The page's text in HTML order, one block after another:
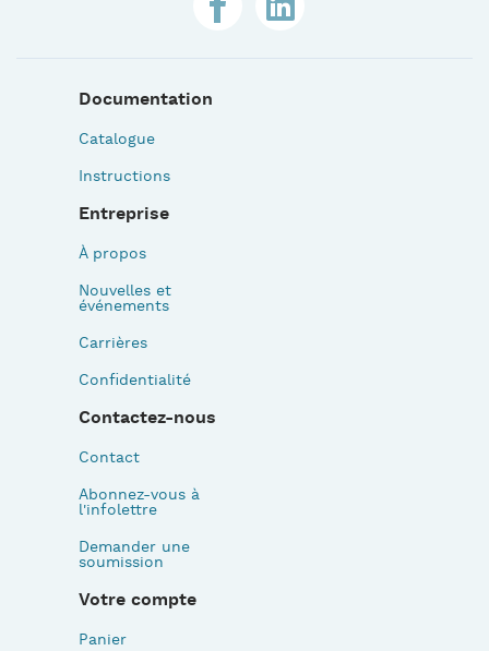
Documentation
Catalogue
Instructions
Entreprise
À propos
Nouvelles et
événements
Carrières
Confidentialité
Contactez-nous
Contact
Abonnez-vous à
l'infolettre
Demander une
soumission
Votre compte
Panier